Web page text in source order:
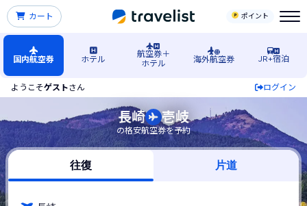
ポイント
カート
国内航空券 ホテル
航空券＋
ホテル
海外航空券 JR+宿泊
ようこそゲストさん ログイン
長崎空港発→壱岐空港行きの格安航空券・飛行機・LCC予約
長崎 壱岐
の格安航空券を予約
往復 片道